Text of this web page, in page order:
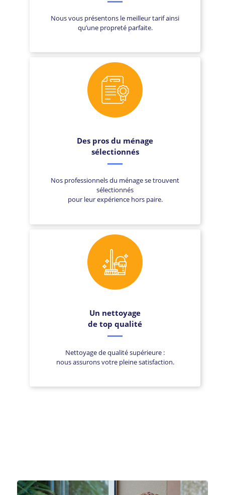
Nous vous présentons le meilleur tarif ainsi
qu’une propreté parfaite.
Des pros du ménage
sélectionnés
Nos professionnels du ménage se trouvent
sélectionnés
pour leur expérience hors paire.
Un nettoyage
de top qualité
Nettoyage de qualité supérieure :
nous assurons votre pleine satisfaction.